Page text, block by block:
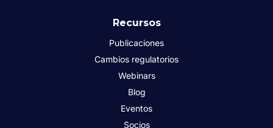
Recursos
Publicaciones
Cambios regulatorios
Webinars
Blog
Eventos
Socios